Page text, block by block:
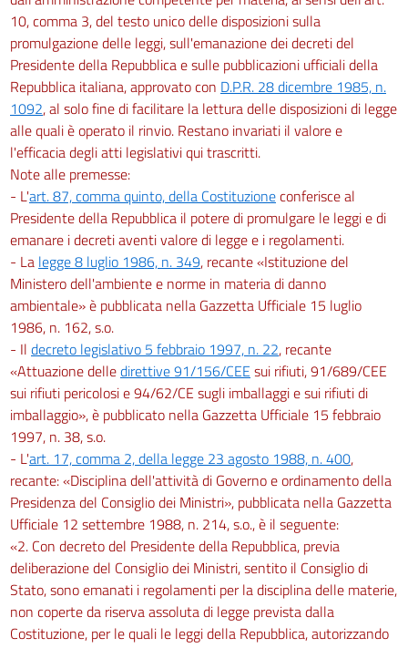
10, comma 3, del testo unico delle disposizioni sulla
promulgazione delle leggi, sull'emanazione dei decreti del
Presidente della Repubblica e sulle pubblicazioni ufficiali della
Repubblica italiana, approvato con D.P.R. 28 dicembre 1985, n.
1092, al solo fine di facilitare la lettura delle disposizioni di legge
alle quali è operato il rinvio. Restano invariati il valore e
l'efficacia degli atti legislativi qui trascritti.
Note alle premesse:
- L'art. 87, comma quinto, della Costituzioneconferisce al
Presidente della Repubblica il potere di promulgare le leggi e di
emanare i decreti aventi valore di legge e i regolamenti.
- La legge 8 luglio 1986, n. 349, recante «Istituzione del
Ministero dell'ambiente e norme in materia di danno
ambientale» è pubblicata nella Gazzetta Ufficiale 15 luglio
1986, n. 162, s.o.
- Il decreto legislativo 5 febbraio 1997, n. 22, recante
«Attuazione delledirettive 91/156/CEE sui rifiuti, 91/689/CEE
sui rifiuti pericolosi e 94/62/CE sugli imballaggi e sui rifiuti di
imballaggio», è pubblicato nella Gazzetta Ufficiale 15 febbraio
1997, n. 38, s.o.
- L'art. 17, comma 2, della legge 23 agosto 1988, n. 400,
recante: «Disciplina dell'attività di Governo e ordinamento della
Presidenza del Consiglio dei Ministri», pubblicata nella Gazzetta
Ufficiale 12 settembre 1988, n. 214, s.o., è il seguente:
«2. Con decreto del Presidente della Repubblica, previa
deliberazione del Consiglio dei Ministri, sentito il Consiglio di
Stato, sono emanati i regolamenti per la disciplina delle materie,
non coperte da riserva assoluta di legge prevista dalla
Costituzione, per le quali le leggi della Repubblica, autorizzando